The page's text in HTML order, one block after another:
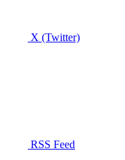
X (Twitter)
RSS Feed